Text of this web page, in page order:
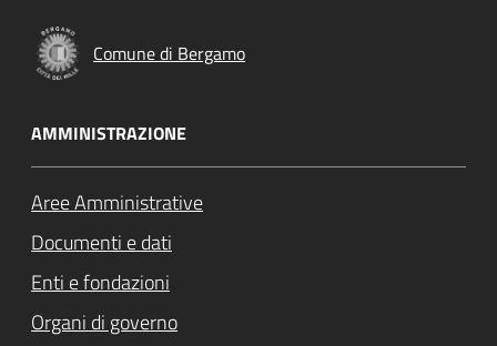
Comune di Bergamo
AMMINISTRAZIONE
Aree Amministrative
Documenti e dati
Enti e fondazioni
Organi di governo